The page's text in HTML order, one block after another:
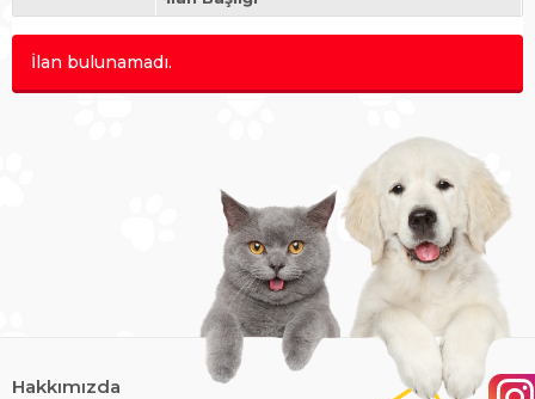
İlan bulunamadı.
Hakkımızda